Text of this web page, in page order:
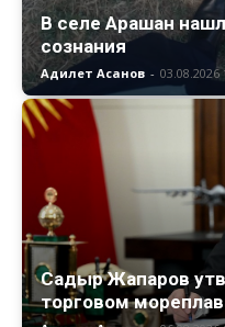
В селе Арашан
сознания
Адилет Асанов - 03.08.2026
Садыр Жапаров
торговом